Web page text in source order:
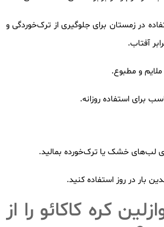
در زمستان برای جلوگیری از ترک‌خوردگی و
آفتاب.
ملایم و مطبوع.
برای استفاده روزانه.
لب‌های خشک یا ترک‌خورده بمالید.
بار در روز استفاده کنید.
کره کاکائو را از